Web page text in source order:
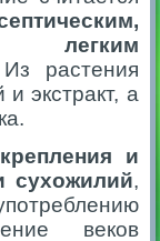
легким
растения
и экстракт, а
и
сухожилий,
веков